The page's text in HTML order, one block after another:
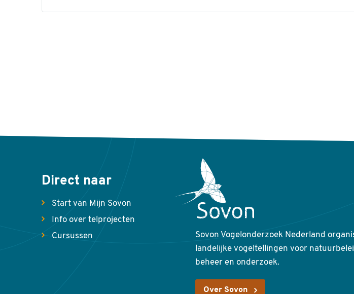
Direct naar
Start van Mijn Sovon
Info over telprojecten
Cursussen
Sovon Vogelonderzoek Nederland
landelijke vogeltellingen voor
beheer en onderzoek.
Over Sovon